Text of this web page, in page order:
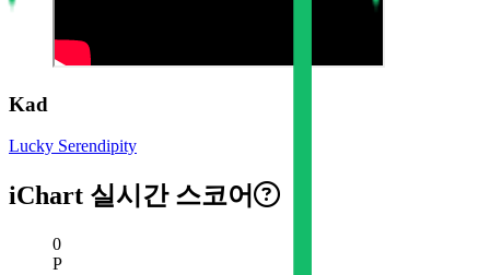
Kad
Lucky Serendipity
iChart 실시간 스코어
현재 스코어
0
P